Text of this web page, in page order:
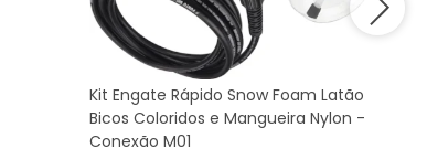
Kit Engate Rápido Snow Foam Latão
Bicos Coloridos e Mangueira Nylon -
Conexão M01